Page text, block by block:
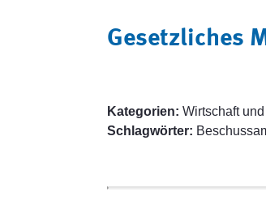
Gesetzliches
Kategorien: Wirtschaft
Schlagwörter: